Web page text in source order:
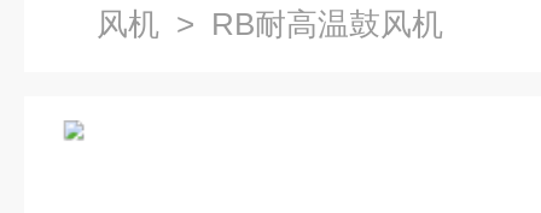
风机 > RB耐高温鼓风机